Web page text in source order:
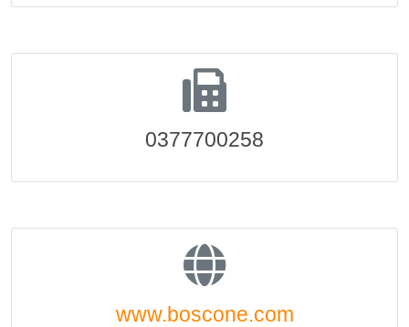
0377700258
www.boscone.com